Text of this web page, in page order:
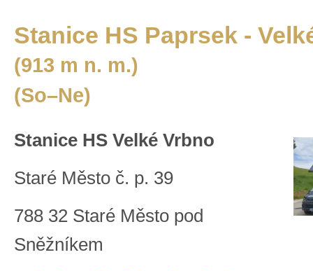
Stanice HS Paprsek -
(913 m n. m.)
(So–Ne)
Stanice HS Velké Vrbno
Staré Město č. p. 39
788 32 Staré Město pod
Sněžníkem